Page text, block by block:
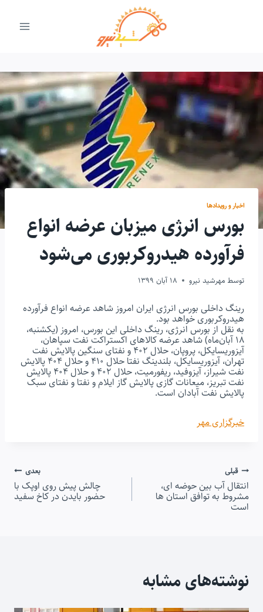
اخبار و رویدادها
بورس انرژی میزبان عرضه انواع
فرآورده هیدروکربوری می‌شود
توسط مهرشید نیرو 18 آبان 1399
رینگ داخلی بورس انرژی ایران امروز شاهد عرضه انواع فرآورده
هیدروکربوری خواهد بود.
به نقل از بورس انرژی، رینگ داخلی این بورس، امروز (یکشنبه،
۱۸ آبان‌ماه) شاهد عرضه کالاهای اکستراکت نفت سپاهان،
آیزوریسایکل، پروپان، حلال ۴۰۲ و نفتای سنگین پالایش نفت
تهران، آیزوریسایکل، بلندینگ نفتا حلال ۴۱۰ و حلال ۴۰۴ پالایش
نفت شیراز، آیزوفید، ریفورمیت، حلال ۴۰۲ و حلال ۴۰۴ پالایش
نفت تبریز، میعانات گازی پالایش گاز ایلام و نفتا و نفتای سبک
پالایش نفت آبادان است.
خبرگزاری مهر
راهبری
نوشته
قبلی
انتقال آب بین حوضه ای،
مشروط به توافق استان ها
است
بعدی
چالش‌ پیش روی اوپک با
حضور بایدن در کاخ سفید
نوشته‌های مشابه